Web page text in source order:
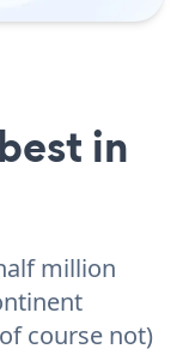
in
million
course not)